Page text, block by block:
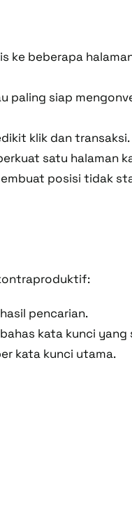
beberapa
paling siap
klik dan transaksi.
satu halaman
posisi tidak
pencarian.
kata kunci
kata kunci utama.